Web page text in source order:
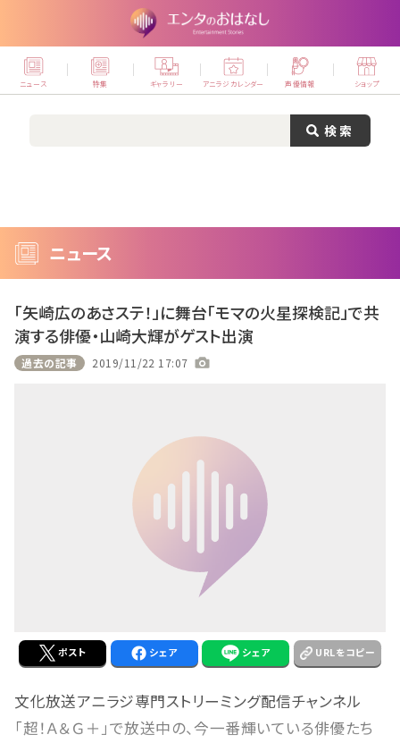
ニュース 特集 ギャラリー アニラジカレンダー 声優情報 ショップ
ニュース
「矢崎広のあさステ！」に舞台「モマの火星探検記」で共
演する俳優・山崎大輝がゲスト出演
過去の記事 2019/11/22 17:07
ポスト シェア シェア URLをコピー
文化放送アニラジ専門ストリーミング配信チャンネル
「超！Ａ＆Ｇ＋」で放送中の、今一番輝いている俳優たち